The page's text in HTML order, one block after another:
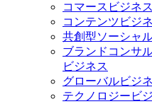
コマースビジネス
コンテンツビジ
共創型ソーシャ
ブランドコンサ
ビジネス
グローバルビジ
テクノロジービ